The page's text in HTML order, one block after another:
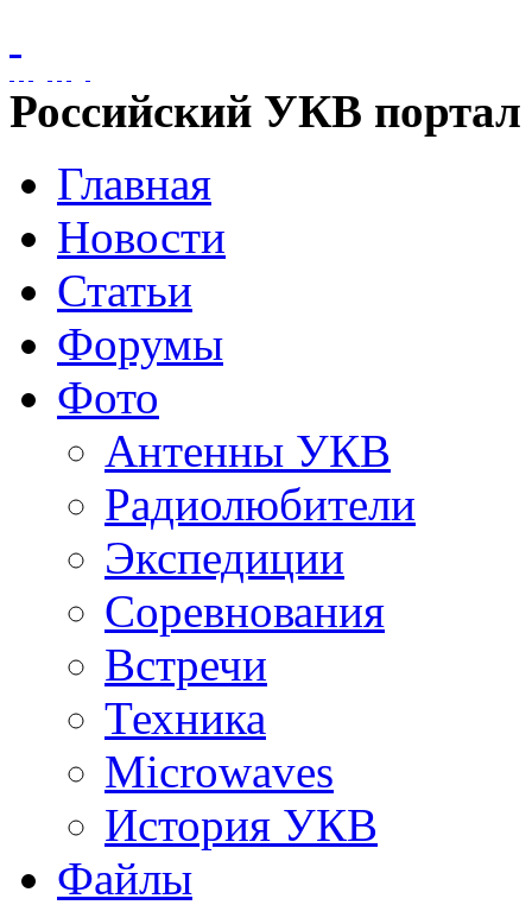
Российский УКВ портал
Главная
Новости
Статьи
Форумы
Фото
Антенны УКВ
Радиолюбители
Экспедиции
Соревнования
Встречи
Техника
Microwaves
История УКВ
Файлы